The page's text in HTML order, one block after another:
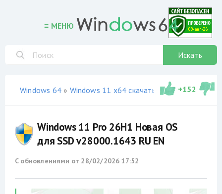
≡ МЕНЮ
Искать
Windows 64» Windows 11 x64 скачать торрент»не
+152
Windows 11 Pro 26H1 Новая OS
для SSD v28000.1643 RU EN
С обновлениями от 28/02/2026 17:52